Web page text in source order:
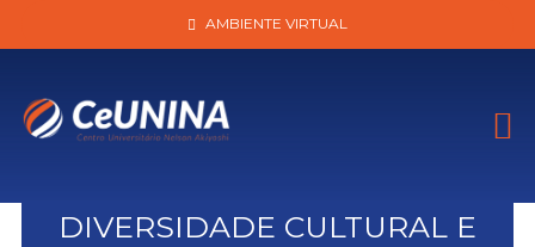
AMBIENTE VIRTUAL
DIVERSIDADE CULTURAL E